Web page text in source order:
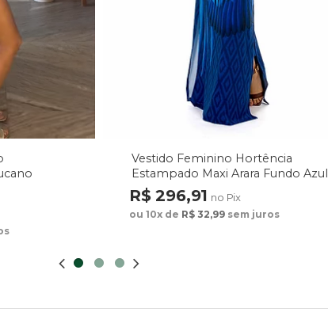
Vestido Feminino Hortência
Estampado Maxi Arara Fundo Azul
R$ 296,91 no Pix
ou 10x de R$ 32,99 sem juros